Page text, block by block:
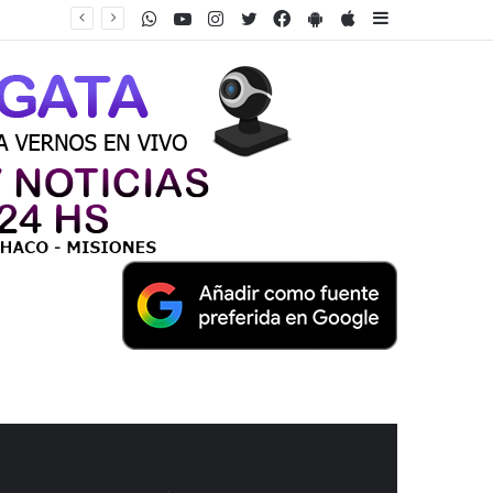
AppStore
PlayStore
Facebook
Twitter
Instagram
Youtube
WhatsApp